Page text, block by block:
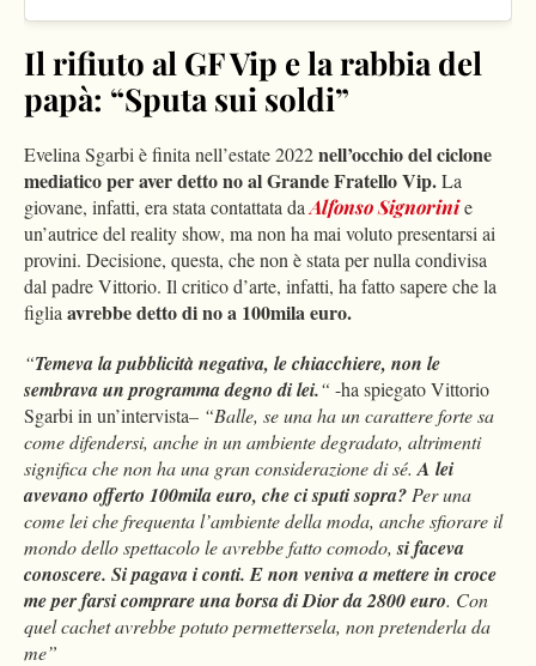
Il rifiuto al GF Vip e la rabbia del
papà: “Sputa sui soldi”
Evelina Sgarbi è finita nell’estate 2022nell’occhio del ciclone
mediatico per aver detto no al Grande Fratello Vip.La
giovane, infatti, era stata contattata daAlfonso Signorinie
un’autrice del reality show, ma non ha mai voluto presentarsi ai
provini. Decisione, questa, che non è stata per nulla condivisa
dal padre Vittorio. Il critico d’arte, infatti, ha fatto sapere che la
figlia avrebbe detto di no a 100mila euro.
“Temeva la pubblicità negativa, le chiacchiere, non le
sembrava un programma degno dilei.“ -ha spiegato Vittorio
Sgarbi in un’intervista– “Balle, se una ha un carattere forte sa
come difendersi, anche in un ambiente degradato, altrimenti
significa che non ha una gran considerazione di sé. A lei
avevano offerto 100mila euro, che ci sputi sopra? Per una
come lei che frequenta l’ambiente della moda, anche sfiorare il
mondo dello spettacolo le avrebbe fatto comodo,si faceva
conoscere. Si pagava i conti. E non veniva a mettere in croce
me per farsi comprare una borsa di Dior da 2800 euro. Con
quel cachet avrebbe potuto permettersela, non pretenderla da
me”